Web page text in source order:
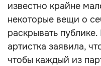
известно крайне
некоторые вещи о
раскрывать
артистка заявила,
чтобы каждый из